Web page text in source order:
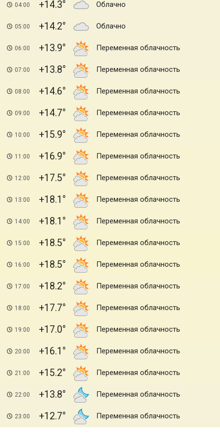
04:00 +14.3 Облачно
05:00 +14.2 Облачно
06:00 +13.9 Переменная облачность
07:00 +13.8 Переменная облачность
08:00 +14.6 Переменная облачность
09:00 +14.7 Переменная облачность
10:00 +15.9 Переменная облачность
11:00 +16.9 Переменная облачность
12:00 +17.5 Переменная облачность
13:00 +18.1 Переменная облачность
14:00 +18.1 Переменная облачность
15:00 +18.5 Переменная облачность
16:00 +18.5 Переменная облачность
17:00 +18.2 Переменная облачность
18:00 +17.7 Переменная облачность
19:00 +17.0 Переменная облачность
20:00 +16.1 Переменная облачность
21:00 +15.2 Переменная облачность
22:00 +13.8 Переменная облачность
23:00 +12.7 Переменная облачность